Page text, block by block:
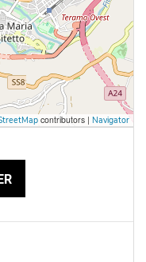
contributors | Navigator